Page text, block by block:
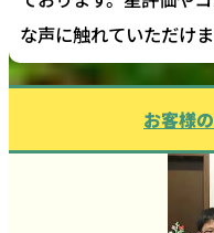
な声に触れていただけま
お客様